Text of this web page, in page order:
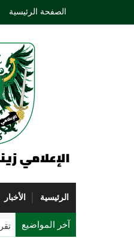
الصفحة الرئيسية
الرئيسية الأخبار
آخر المواضيع